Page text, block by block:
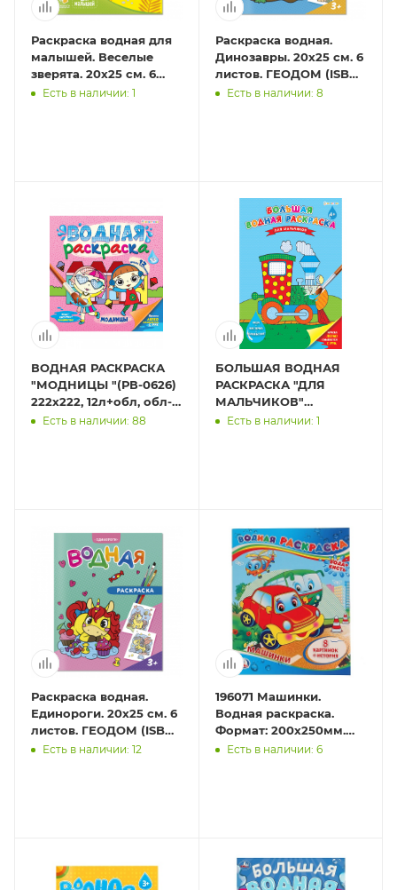
Раскраска водная для
малышей. Веселые
зверята. 20х25 см. 6
листов. ГЕОДОМ (ISBN
Есть в наличии: 1
Раскраска водная.
Динозавры. 20х25 см. 6
листов. ГЕОДОМ (ISBN
нет)Есть в наличии: 8
ВОДНАЯ РАСКРАСКА
"МОДНИЦЫ "(РВ-0626)
222х222, 12л+обл, обл-
целл.карт,гл.лам,блок-
Есть в наличии: 88
БОЛЬШАЯ ВОДНАЯ
РАСКРАСКА "ДЛЯ
МАЛЬЧИКОВ"
(РВ-0628)238х330,
Есть в наличии: 1
Раскраска водная.
Единороги. 20х25 см. 6
листов. ГЕОДОМ (ISBN
нет)Есть в наличии: 12
196071 Машинки.
Водная раскраска.
Формат: 200х250мм.
Объем: 8 стр. Умка в
Есть в наличии: 6